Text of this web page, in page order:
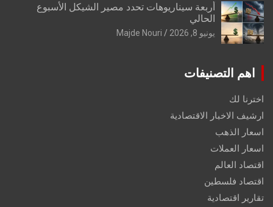
أربعة سيناريوهات تحدد مصير الشيكل الأسبوع
الحالي
يونيو 8, 2026 Majde Nouri
اهم التصنيفات
اخترنا لك
ارشيف الاخبار الاقتصادية
اسعار الذهب
اسعار العملات
اقتصاد العالم
اقتصاد فلسطين
تقارير اقتصادية